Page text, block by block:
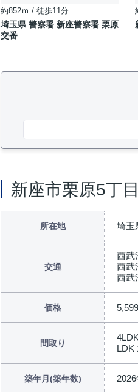
約852ｍ / 徒歩11分
埼玉県 警察署 新座警察署 栗原
交番
新座市栗原5丁
所在地 埼玉
交通
西武
西武
西武
価格
間取り
4LDK
LDK
築年月(築年数)